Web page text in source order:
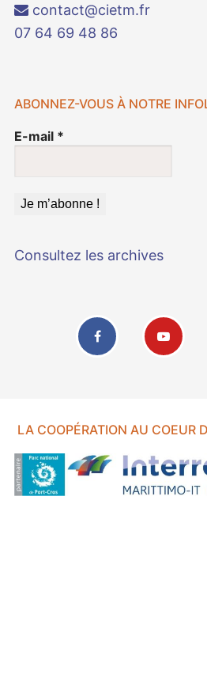
contact@cietm.fr
07 64 69 48 86
ABONNEZ-VOUS À NOTRE
E-mail *
Consultez les archives
LA COOPÉRATION AU COEUR